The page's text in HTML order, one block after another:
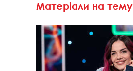
Матеріали на тему